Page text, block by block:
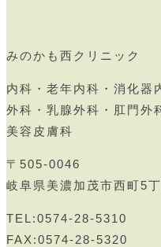
みのかも西クリニック
内科・老年内科・消化器
外科・乳腺外科・肛門外
美容皮膚科
〒505-0046
岐阜県美濃加茂市西町5
TEL:0574-28-5310
FAX:0574-28-5320